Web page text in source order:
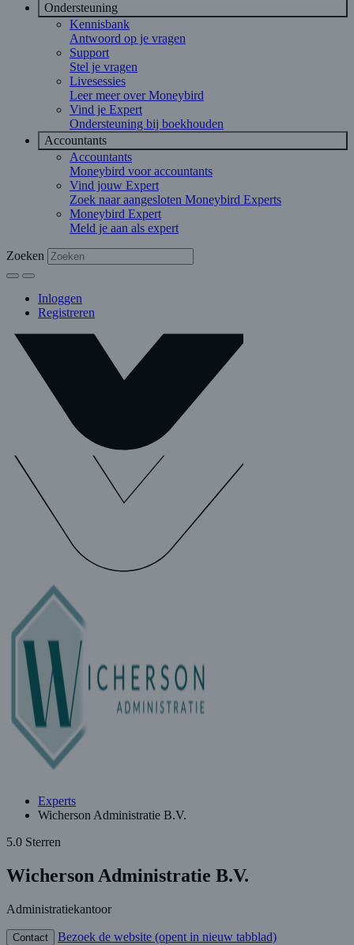
Ondersteuning
Kennisbank
Antwoord op je vragen
Support
Stel je vragen
Livesessies
Leer meer over Moneybird
Vind je Expert
Ondersteuning bij boekhouden
Accountants
Accountants
Moneybird voor accountants
Vind jouw Expert
Zoek naar aangesloten Moneybird Experts
Moneybird Expert
Meld je aan als expert
Zoeken
Inloggen
Registreren
Experts
Wicherson Administratie B.V.
5.0 Sterren
Wicherson Administratie B.V.
Administratiekantoor
Contact Bezoek de website (opent in nieuw tabblad)